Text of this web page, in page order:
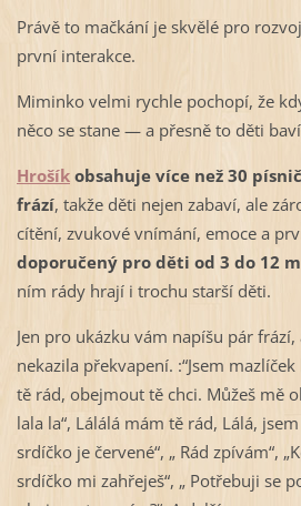
Právě to mačkání je skvělé pro
první interakce.
Miminko velmi rychle pochopí, že
něco se stane — a přesně to děti
Hrošíkobsahuje více než 30
frází, takže děti nejen zabaví, ale
cítění, zvukové vnímání, emoce a
doporučený pro děti od 3 do 12
ním rády hrají i trochu starší děti.
Jen pro ukázku vám napíšu pár
nekazila překvapení. :“Jsem
tě rád, obejmout tě chci. Můžeš mě
lala la“, Lálálá mám tě rád, Lálá,
srdíčko je červené“, „ Rád zpívám“,
srdíčko mi zahřeješ“, „ Potřebuji se